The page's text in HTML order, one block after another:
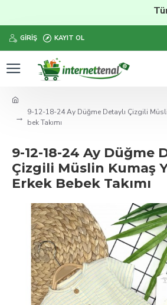
GIRIŞ KAYIT OL
9-12-18-24 Ay Düğme Detaylı Çizgili
bek Takımı
9-12-18-24 Ay Düğme
Çizgili Müslin Kumaş
Erkek Bebek Takımı